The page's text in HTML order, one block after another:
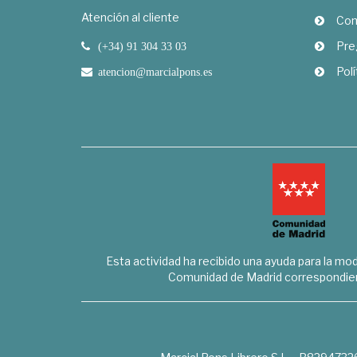
Atención al cliente
(+34) 91 304 33 03
atencion@marcialpons.es
Esta actividad ha recibido una ayuda para la
Comunidad de Madrid